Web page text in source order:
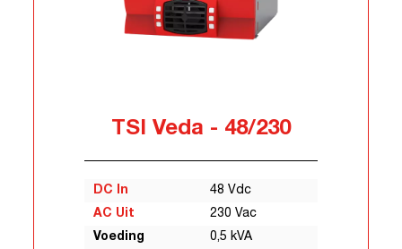
TSI Veda - 48/230
DC In
48 Vdc
AC Uit
230 Vac
Voeding
0,5 kVA